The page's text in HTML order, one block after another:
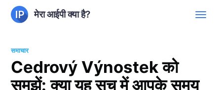
मेरा आईपी क्या है?
समाचार
Cedrový Výnostek को
समझें: क्या यह सच में आपके समय